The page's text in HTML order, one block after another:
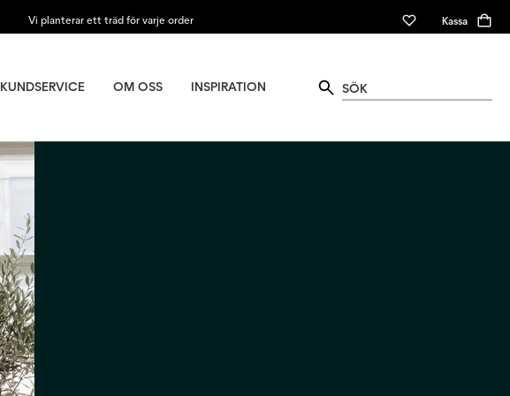
Vi planterar ett träd för varje order Kassa
KUNDSERVICE OM OSS INSPIRATION